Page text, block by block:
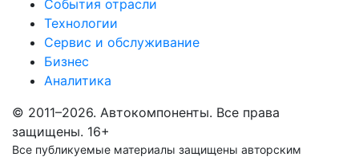
События отрасли
Технологии
Сервис и обслуживание
Бизнес
Аналитика
© 2011–2026. Автокомпоненты. Все права
защищены. 16+
Все публикуемые материалы защищены авторским